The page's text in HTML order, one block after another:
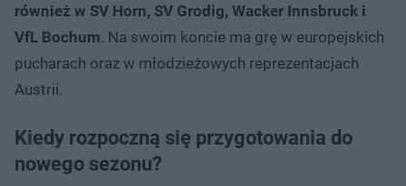
również w SV Horn, SV Grodig, Wacker Innsbruck i
VfL Bochum. Na swoim koncie ma grę w europejskich
pucharach oraz w młodzieżowych reprezentacjach
Austrii.
Kiedy rozpoczną się przygotowania do
nowego sezonu?